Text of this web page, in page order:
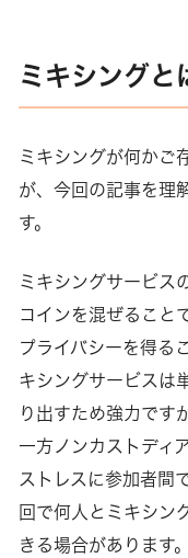
ミキシングと
ミキシングが何かご
が、今回の記事を理
す。
ミキシングサービス
コインを混ぜること
プライバシーを得る
キシングサービスは
り出すため強力です
一方ノンカストディ
ストレスに参加者間
回で何人とミキシン
きる場合があります。